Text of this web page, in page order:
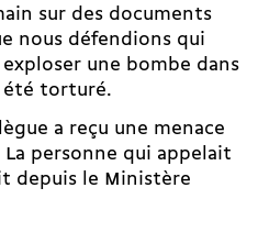
sur des documents
nous défendions qui
une bombe dans
été torturé.
a reçu une menace
personne qui appelait
depuis le Ministère